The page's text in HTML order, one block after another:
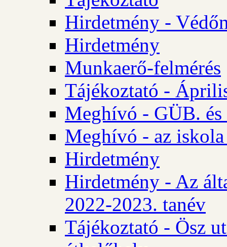
Hirdetmény -
Hirdetmény
Munkaerő-felmérés
Tájékoztató -
Meghívó - GÜB.
Meghívó - az iskola
Hirdetmény
Hirdetmény - Az
2022-2023. tanév
Tájékoztató - Ösz